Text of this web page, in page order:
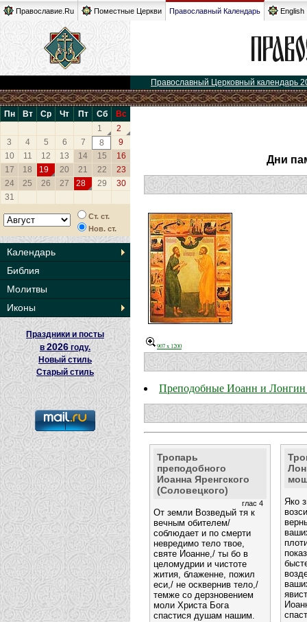
Православие.Ru Поместные Церкви Православный Календарь English
Православный Церковный календарь
Пн Вт Ср Чт Пт Сб
Вс
1
2
3
4 5 6 7 8
9
10
11 12 13 14 15
16
17
18 19 20 21 22
23
24
25 26 27 28 29
30
31
Ст. ст.
Нов. ст.
Календарь
Библия
Молитвы
Иконы
Праздники и посты
в2026 году.
Новый стиль
Старый стиль
Дни
907 x 1200
Преподобные Иоанн и Лонгин
Тропарь
преподобного
Иоанна Яренгского
(Соловецкого)
глас 4
От земли Возведый тя к
вечным обителем/
соблюдает и по смерти
невредимо тело твое,
святе Иоанне,/ ты бо в
целомудрии и чистоте
жития, блаженне, пожил
еси,/ не осквернив тело,/
темже со дерзновением
моли Христа Бога
спастися душам нашим.
Яко